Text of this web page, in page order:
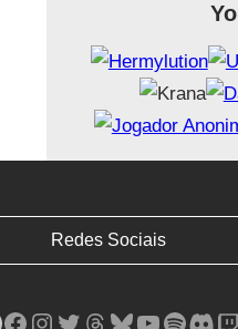
Redes Sociais
Facebook Instagram Twitter Threads Bluesky YouTube Spotify Discord Twitch